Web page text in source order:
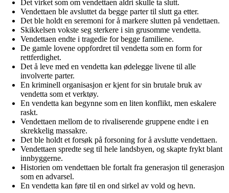
Det virket som om vendettaen aldri skulle ta slutt.
Vendettaen ble avsluttet da begge parter til slutt ga etter.
Det ble holdt en seremoni for å markere slutten på vendettaen.
Skikkelsen vokste seg sterkere i sin grusomme vendetta.
Vendettaen endte i tragedie for begge familiene.
De gamle lovene oppfordret til vendetta som en form for
rettferdighet.
Det å leve med en vendetta kan ødelegge livene til alle
involverte parter.
En kriminell organisasjon er kjent for sin brutale bruk av
vendetta som et verktøy.
En vendetta kan begynne som en liten konflikt, men eskalere
raskt.
Vendettaen mellom de to rivaliserende gruppene endte i en
skrekkelig massakre.
Det ble holdt et forsøk på forsoning for å avslutte vendettaen.
Vendettaen spredte seg til hele landsbyen, og skapte frykt blant
innbyggerne.
Historien om vendettaen ble fortalt fra generasjon til generasjon
som en advarsel.
En vendetta kan føre til en ond sirkel av vold og hevn.